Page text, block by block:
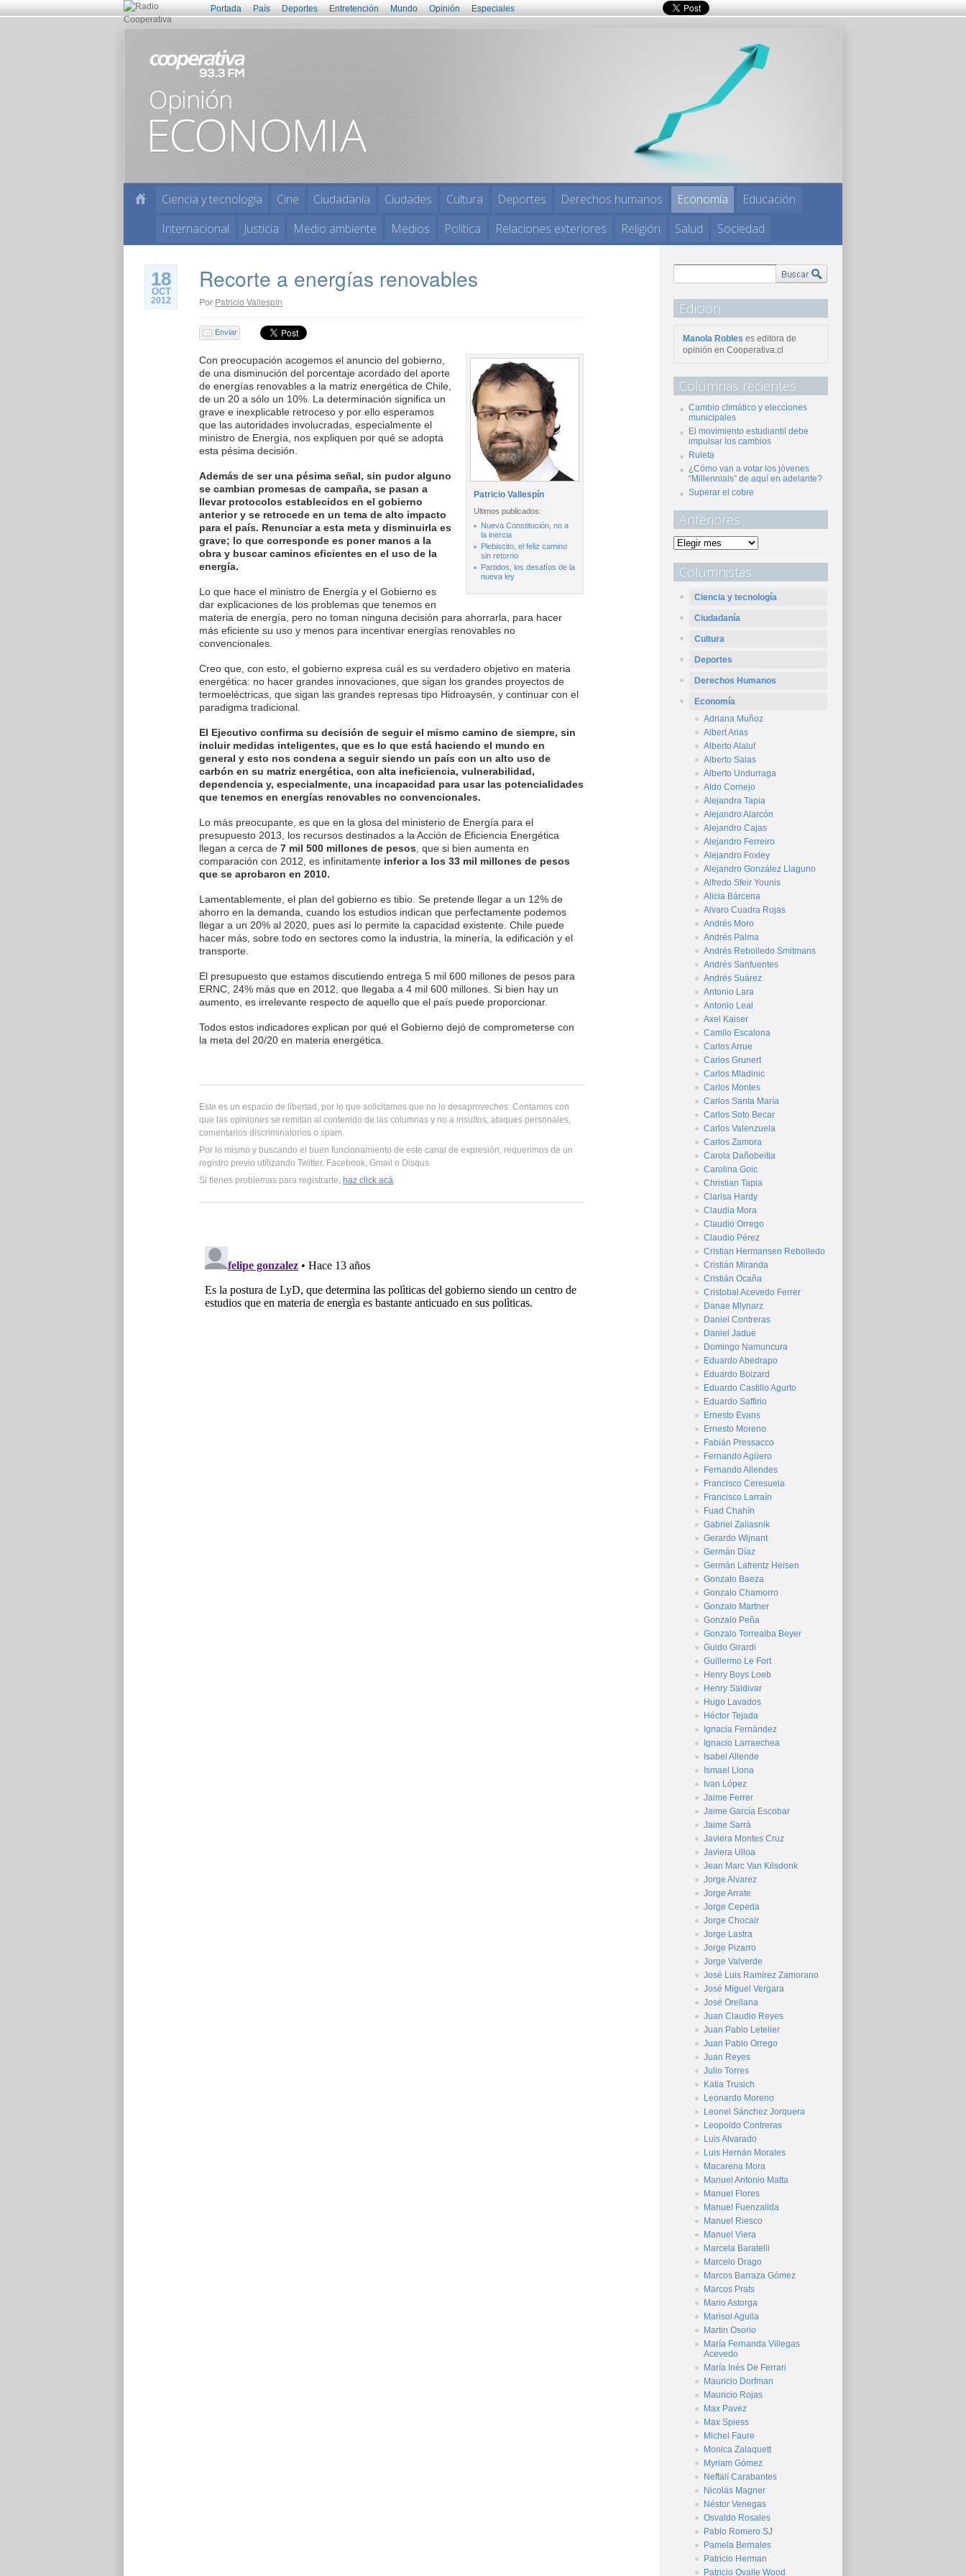
Portada País Deportes Entretención Mundo Opinión Especiales
Ciencia y tecnología Cine Ciudadanía Ciudades Cultura Deportes Derechos humanos Economía
Educación
Internacional
Justicia Medio ambiente Medios Política Relaciones exteriores Religión Salud Sociedad
18
OCT
2012
Recorte a energías renovables
Por Patricio Vallespín
Enviar
Patricio Vallespín
Ultimos publicados:
Nueva Constitución, no a
la inercia
Plebiscito, el feliz camino
sin retorno
Partidos, los desafíos de la
nueva ley
Con preocupación acogemos el anuncio del gobierno,
de una disminución del porcentaje acordado del aporte
de energías renovables a la matriz energética de Chile,
de un 20 a sólo un 10%. La determinación significa un
grave e inexplicable retroceso y por ello esperamos
que las autoridades involucradas, especialmente el
ministro de Energía, nos expliquen por qué se adopta
esta pésima decisión.
Además de ser una pésima señal, sin pudor alguno
se cambian promesas de campaña, se pasan a
llevar protocolos establecidos en el gobierno
anterior y se retrocede en un tema de alto impacto
para el país. Renunciar a esta meta y disminuirla es
grave; lo que corresponde es poner manos a la
obra y buscar caminos eficientes en el uso de la
energía.
Lo que hace el ministro de Energía y el Gobierno es
dar explicaciones de los problemas que tenemos en
materia de energía, pero no toman ninguna decisión para ahorrarla, para hacer
más eficiente su uso y menos para incentivar energías renovables no
convencionales.
Creo que, con esto, el gobierno expresa cuál es su verdadero objetivo en materia
energética: no hacer grandes innovaciones, que sigan los grandes proyectos de
termoeléctricas, que sigan las grandes represas tipo Hidroaysén, y continuar con el
paradigma tradicional.
El Ejecutivo confirma su decisión de seguir el mismo camino de siempre, sin
incluir medidas inteligentes, que es lo que está haciendo el mundo en
general y esto nos condena a seguir siendo un país con un alto uso de
carbón en su matriz energética, con alta ineficiencia, vulnerabilidad,
dependencia y, especialmente, una incapacidad para usar las potencialidades
que tenemos en energías renovables no convencionales.
Lo más preocupante, es que en la glosa del ministerio de Energía para el
presupuesto 2013, los recursos destinados a la Acción de Eficiencia Energética
llegan a cerca de 7 mil 500 millones de pesos , que si bien aumenta en
comparación con 2012, es infinitamente inferior a los 33 mil millones de pesos
que se aprobaron en 2010.
Lamentablemente, el plan del gobierno es tibio. Se pretende llegar a un 12% de
ahorro en la demanda, cuando los estudios indican que perfectamente podemos
llegar a un 20% al 2020, pues así lo permite la capacidad existente. Chile puede
hacer más, sobre todo en sectores como la industria, la minería, la edificación y el
transporte.
El presupuesto que estamos discutiendo entrega 5 mil 600 millones de pesos para
ERNC, 24% más que en 2012, que llegaba a 4 mil 600 millones. Si bien hay un
aumento, es irrelevante respecto de aquello que el país puede proporcionar.
Todos estos indicadores explican por qué el Gobierno dejó de comprometerse con
la meta del 20/20 en materia energética.
Este es un espacio de libertad, por lo que solicitamos que no lo desaproveches. Contamos con
que las opiniones se remitan al contenido de las columnas y no a insultos, ataques personales,
comentarios discriminatorios o spam.
Por lo mismo y buscando el buen funcionamiento de este canal de expresión, requerimos de un
registro previo utilizando Twitter, Facebook, Gmail o Disqus.
Si tienes problemas para registrarte, haz click acá.
Edición
Manola Robles es editora de
opinión en Cooperativa.cl
Columnas recientes
Cambio climático y elecciones
municipales
El movimiento estudiantil debe
impulsar los cambios
Ruleta
¿Cómo van a votar los jóvenes
“Millennials” de aquí en adelante?
Superar el cobre
Anteriores
Columnistas
Ciencia y tecnología
Ciudadanía
Cultura
Deportes
Derechos Humanos
Economía
Adriana Muñoz
Albert Arias
Alberto Alaluf
Alberto Salas
Alberto Undurraga
Aldo Cornejo
Alejandra Tapia
Alejandro Alarcón
Alejandro Cajas
Alejandro Ferreiro
Alejandro Foxley
Alejandro González Llaguno
Alfredo Sfeir Younis
Alicia Bárcena
Alvaro Cuadra Rojas
Andrés Moro
Andrés Palma
Andrés Rebolledo Smitmans
Andrés Sanfuentes
Andrés Suárez
Antonio Lara
Antonio Leal
Axel Kaiser
Camilo Escalona
Carlos Arrue
Carlos Grunert
Carlos Mladinic
Carlos Montes
Carlos Santa María
Carlos Soto Becar
Carlos Valenzuela
Carlos Zamora
Carola Dañobeitia
Carolina Goic
Christian Tapia
Clarisa Hardy
Claudia Mora
Claudio Orrego
Claudio Pérez
Cristian Hermansen Rebolledo
Cristián Miranda
Cristián Ocaña
Cristobal Acevedo Ferrer
Danae Mlynarz
Daniel Contreras
Daniel Jadue
Domingo Namuncura
Eduardo Abedrapo
Eduardo Boizard
Eduardo Castillo Agurto
Eduardo Saffirio
Ernesto Evans
Ernesto Moreno
Fabián Pressacco
Fernando Agüero
Fernando Allendes
Francisco Ceresuela
Francisco Larraín
Fuad Chahín
Gabriel Zaliasnik
Gerardo Wijnant
Germán Díaz
Germán Lafrentz Heisen
Gonzalo Baeza
Gonzalo Chamorro
Gonzalo Martner
Gonzalo Peña
Gonzalo Torrealba Beyer
Guido Girardi
Guillermo Le Fort
Henry Boys Loeb
Henry Saldivar
Hugo Lavados
Héctor Tejada
Ignacia Fernández
Ignacio Larraechea
Isabel Allende
Ismael Llona
Ivan López
Jaime Ferrer
Jaime García Escobar
Jaime Sarrà
Javiera Montes Cruz
Javiera Ulloa
Jean Marc Van Kilsdonk
Jorge Alvarez
Jorge Arrate
Jorge Cepeda
Jorge Chocair
Jorge Lastra
Jorge Pizarro
Jorge Valverde
José Luis Ramírez Zamorano
José Miguel Vergara
José Orellana
Juan Claudio Reyes
Juan Pablo Letelier
Juan Pablo Orrego
Juan Reyes
Julio Torres
Katia Trusich
Leonardo Moreno
Leonel Sánchez Jorquera
Leopoldo Contreras
Luis Alvarado
Luis Hernán Morales
Macarena Mora
Manuel Antonio Matta
Manuel Flores
Manuel Fuenzalida
Manuel Riesco
Manuel Viera
Marcela Baratelli
Marcelo Drago
Marcos Barraza Gómez
Marcos Prats
Mario Astorga
Marisol Aguila
Martin Osorio
María Fernanda Villegas
Acevedo
María Inés De Ferrari
Mauricio Dorfman
Mauricio Rojas
Max Pavez
Max Spiess
Michel Faure
Monica Zalaquett
Myriam Gómez
Neftalí Carabantes
Nicolás Magner
Néstor Venegas
Osvaldo Rosales
Pablo Romero SJ
Pamela Bernales
Patricio Herman
Patricio Ovalle Wood